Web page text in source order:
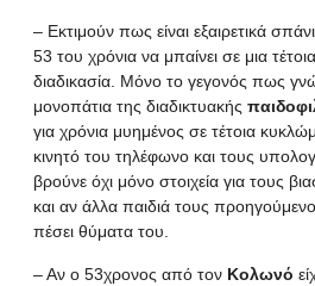
– Εκτιμούν πως είναι εξαιρετικά
53 του χρόνια να μπαίνει σε μια
διαδικασία. Μόνο το γεγονός πως
μονοπάτια της διαδικτυακής
για χρόνια μυημένος σε τέτοια
κινητό του τηλέφωνο και τους
βρούνε όχι μόνο στοιχεία για τους
και αν άλλα παιδιά τους
πέσει θύματα του.
– Αν ο 53χρονος από τον Κολωνό